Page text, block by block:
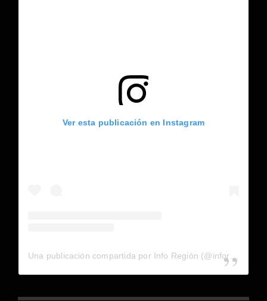
Ver esta publicación en Instagram